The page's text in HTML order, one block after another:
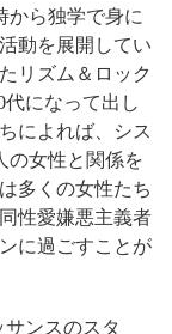
から独学で身に
動を展開してい
リズム＆ロック
になって出し
によれば、シス
の女性と関係を
多くの女性たち
性愛嫌悪主義者
に過ごすことが
ンスのスタ